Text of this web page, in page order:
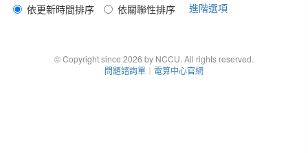
依更新時間排序 依關聯性排序 進階選項
© Copyright since 2026 by NCCU. All rights reserved.
問題諮詢單 ｜ 電算中心官網